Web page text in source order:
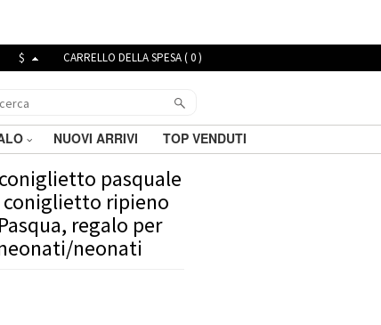
$ CARRELLO DELLA SPESA (0)
NUOVI ARRIVI TOP VENDUTI
pasquale
ripieno
regalo per
neonati